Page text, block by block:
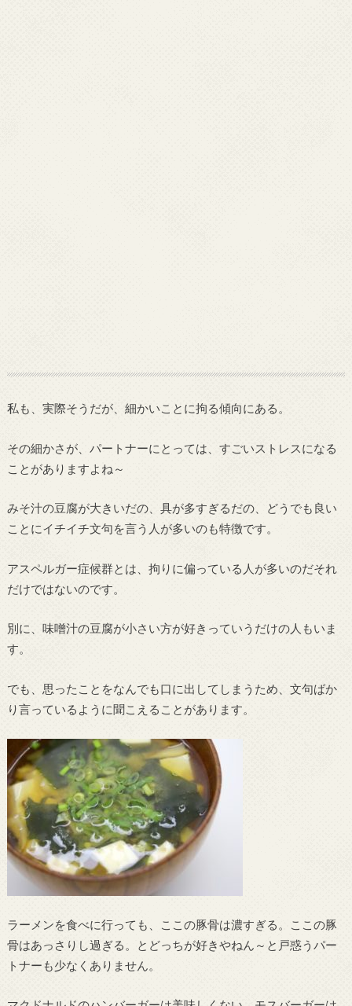
私も、実際そうだが、細かいことに拘る傾向にある。
その細かさが、パートナーにとっては、すごいストレスになる
ことがありますよね～
みそ汁の豆腐が大きいだの、具が多すぎるだの、どうでも良い
ことにイチイチ文句を言う人が多いのも特徴です。
アスペルガー症候群とは、拘りに偏っている人が多いのだそれ
だけではないのです。
別に、味噌汁の豆腐が小さい方が好きっていうだけの人もいま
す。
でも、思ったことをなんでも口に出してしまうため、文句ばか
り言っているように聞こえることがあります。
ラーメンを食べに行っても、ここの豚骨は濃すぎる。ここの豚
骨はあっさりし過ぎる。とどっちが好きやねん～と戸惑うパー
トナーも少なくありません。